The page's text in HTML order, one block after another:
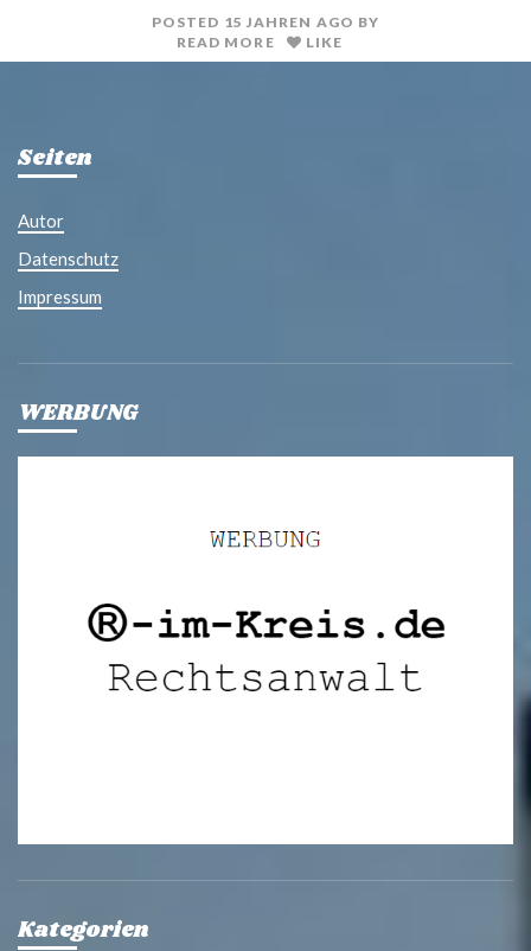
POSTED 15 JAHREN AGO BY
READ MORE
LIKE
Seiten
Autor
Datenschutz
Impressum
WERBUNG
Kategorien